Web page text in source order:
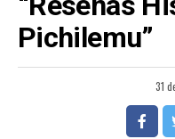
Pichilemu”
31